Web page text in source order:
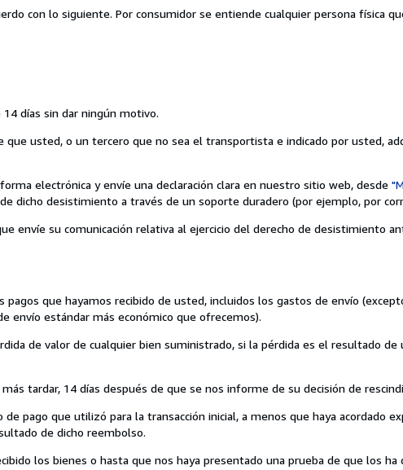
con lo siguiente. Por consumidor se entiende cualquier persona física
días sin dar ningún motivo.
usted, o un tercero que no sea el transportista e indicado por usted,
electrónica y envíe una declaración clara en nuestro sitio web, desde
dicho desistimiento a través de un soporte duradero (por ejemplo, por
envíe su comunicación relativa al ejercicio del derecho de desistimiento
que hayamos recibido de usted, incluidos los gastos de envío
envío estándar más económico que ofrecemos).
de valor de cualquier bien suministrado, si la pérdida es el resultado de
tardar, 14 días después de que se nos informe de su decisión de
pago que utilizó para la transacción inicial, a menos que haya acordado
de dicho reembolso.
los bienes o hasta que nos haya presentado una prueba de que los ha